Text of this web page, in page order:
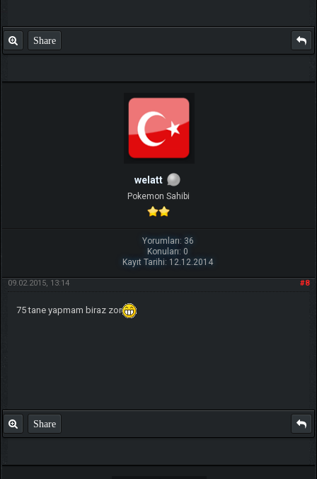
Share
welatt
Pokemon Sahibi
Yorumları: 36
Konuları: 0
Kayıt Tarihi: 12.12.2014
#8
09.02.2015, 13:14
75 tane yapmam biraz zor
Share